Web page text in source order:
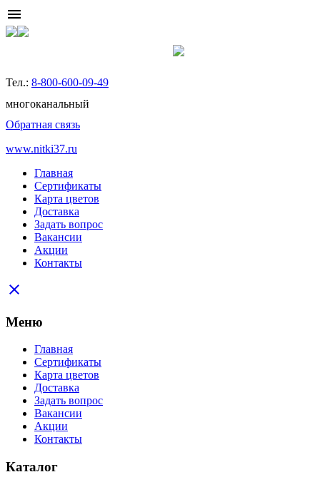
menu
Тел.: 8-800-600-09-49
многоканальный
Обратная связь
www.nitki37.ru
Главная
Сертификаты
Карта цветов
Доставка
Задать вопрос
Вакансии
Акции
Контакты
close
Меню
Главная
Сертификаты
Карта цветов
Доставка
Задать вопрос
Вакансии
Акции
Контакты
Каталог